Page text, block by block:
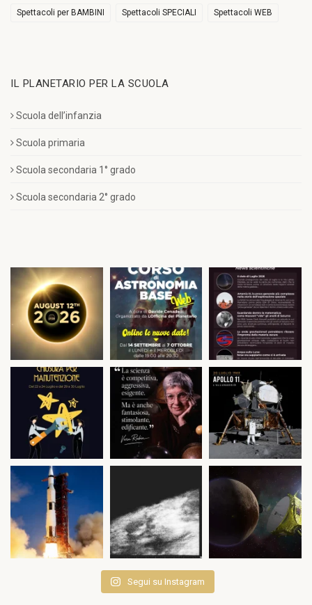
Spettacoli per BAMBINI Spettacoli SPECIALI Spettacoli WEB
IL PLANETARIO PER LA SCUOLA
Scuola dell’infanzia
Scuola primaria
Scuola secondaria 1° grado
Scuola secondaria 2° grado
Segui su Instagram